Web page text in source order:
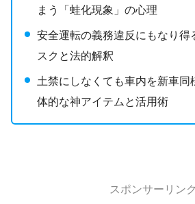
まう「蛙化現象」の心理
安全運転の義務違反にもなり得
スクと法的解釈
土禁にしなくても車内を新車同
体的な神アイテムと活用術
スポンサーリンク